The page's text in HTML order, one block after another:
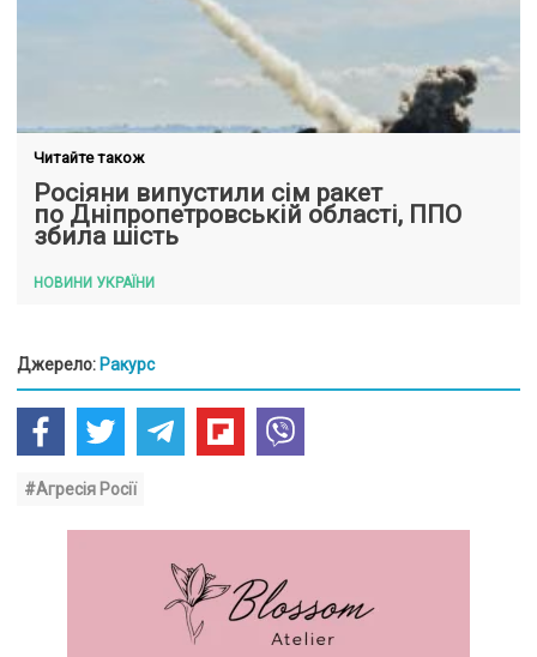
Читайте також
Росіяни випустили сім ракет
по Дніпропетровській області, ППО
збила шість
НОВИНИ УКРАЇНИ
Джерело: Ракурс
#Агресія Росії